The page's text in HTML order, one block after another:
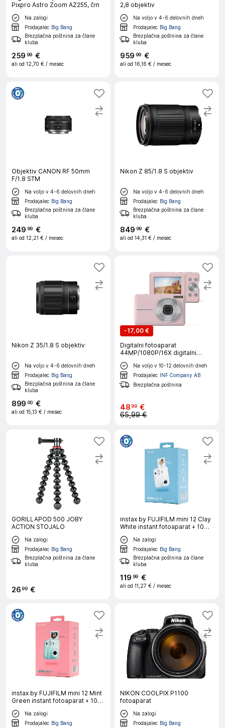
Pixpro Astro Zoom AZ255, črn
Na zalogi
Prodajalec Big Bang
Brezplačna poštnina za člane
kluba
259 99 €
ali od 12,70 € / mesec
2,8 objektiv
Na voljo v 4-6 delovnih dneh
Prodajalec Big Bang
Brezplačna poštnina za člane
kluba
959 99 €
ali od 16,16 € / mesec
Objektiv CANON RF 50mm
F/1.8 STM
Na voljo v 4-6 delovnih dneh
Prodajalec Big Bang
Brezplačna poštnina za člane
kluba
249 99 €
ali od 12,21 € / mesec
Nikon Z 85/1.8 S objektiv
Na voljo v 4-6 delovnih dneh
Prodajalec Big Bang
Brezplačna poštnina za člane
kluba
849 99 €
ali od 14,31 € / mesec
Nikon Z 35/1.8 S objektiv
Na voljo v 4-6 delovnih dneh
Prodajalec Big Bang
Brezplačna poštnina za člane
kluba
899 00 €
ali od 15,13 € / mesec
-17,00 €
Digitalni fotoaparat
44MP/1080P/16X digitalni
zoom/dopolnjujoča svetloba
Pink
Na voljo v 10-12 delovnih dneh
Prodajalec INF Company AB
Brezplačna poštnina
4899 €
65,99 €
GORILLAPOD 500 JOBY
ACTION STOJALO
Na zalogi
Prodajalec Big Bang
Brezplačna poštnina za člane
kluba
2699 €
instax by FUJIFILM mini 12 Clay
White instant fotoaparat + 10
listov filma
Na zalogi
Prodajalec Big Bang
Brezplačna poštnina za člane
kluba
119 99 €
ali od 11,27 € / mesec
instax by FUJIFILM mini 12 Mint
Green instant fotoaparat + 10
listov filma
Na zalogi
Prodajalec Big Bang
NIKON COOLPIX P1100
fotoaparat
Na zalogi
Prodajalec Big Bang